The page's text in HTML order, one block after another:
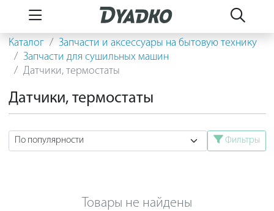
Каталог
Запчасти и аксессуары на бытовую технику
Запчасти для сушильных машин
Датчики, термостаты
Датчики, термостаты
Фильтры
Товары не найдены